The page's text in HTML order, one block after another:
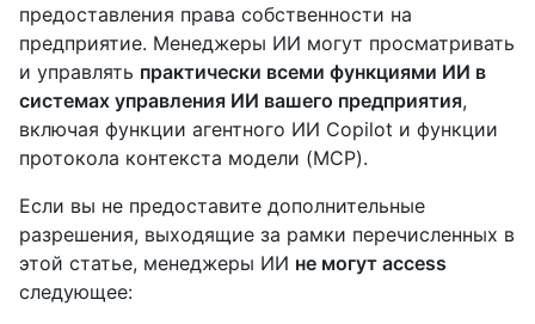
предоставления права собственности на
предприятие. Менеджеры ИИ могут просматривать
и управлять практически всеми функциями ИИ в
системах управления ИИ вашего предприятия,
включая функции агентного ИИ Copilot и функции
протокола контекста модели (MCP).
Если вы не предоставите дополнительные
разрешения, выходящие за рамки перечисленных в
этой статье, менеджеры ИИ не могут access
следующее: